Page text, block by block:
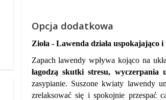
Opcja dodatkowa
Zioła - Lawenda działa uspokajająco i
Zapach lawendy wpływa kojąco na
łagodzą skutki stresu, wyczerpania
zasypianie. Suszone kwiaty lawendy
zrelaksować się i spokojnie przespać